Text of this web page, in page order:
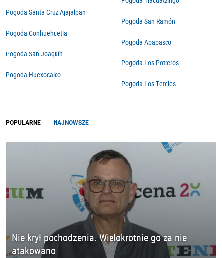
Pogoda Santa Cruz Ajajalpan
Pogoda Conhuehuetla
Pogoda San Joaquín
Pogoda Huexocalco
Pogoda San Ramón
Pogoda Apapasco
Pogoda Los Potreros
Pogoda Los Teteles
POPULARNE NAJNOWSZE
Nie krył pochodzenia. Wielokrotnie go za nie
atakowano